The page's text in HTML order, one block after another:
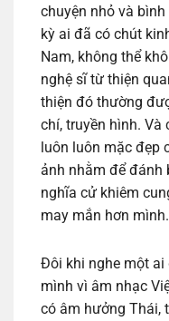
chuyện nhỏ và
kỳ ai đã có chút
Nam, không thể
nghệ sĩ từ thiện
thiện đó thường
chí, truyền hình.
luôn luôn mặc đẹp
ảnh nhằm để đánh
nghĩa cử khiêm
may mắn hơn mình.
Đôi khi nghe một ai
mình vì âm nhạc
có âm hưởng Thái,